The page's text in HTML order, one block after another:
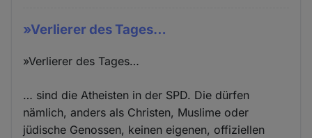
»Verlierer des Tages…
»Verlierer des Tages…
… sind die Atheisten in der SPD. Die dürfen
nämlich, anders als Christen, Muslime oder
jüdische Genossen, keinen eigenen, offiziellen